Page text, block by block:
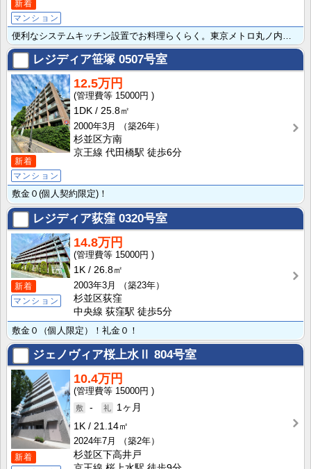
新着
マンション
レジディア笹塚0507号室
新着
マンション
12.5万円
15000円
1DK
25.8㎡
2000年3月
（築26年）
杉並区方南
京王線 代田橋駅 徒歩6分
敷金０(個人契約限定)！
レジディア荻窪 0320号室
新着
マンション
14.8万円
15000円
1K
26.8㎡
2003年3月
（築23年）
杉並区荻窪
中央線 荻窪駅 徒歩5分
敷金０（個人限定）！礼金０！
ジェノヴィア桜上水Ⅱ 804号室
新着
10.4万円
15000円
-
1ヶ月
1K
21.14㎡
2024年7月
（築2年）
杉並区下高井戸